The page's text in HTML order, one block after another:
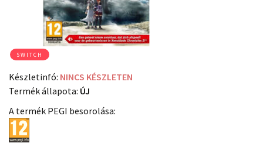
SWITCH
Készletinfó: NINCS KÉSZLETEN
Termék állapota: ÚJ
A termék PEGI besorolása: